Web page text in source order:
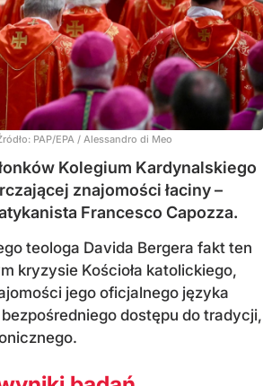
PAP/EPA / Alessandro di Meo
Kolegium Kardynalskiego
znajomości łaciny –
Francesco Capozza.
teologa Davida Bergera fakt ten
kryzysie Kościoła katolickiego,
jego oficjalnego języka
dostępu do tradycji,